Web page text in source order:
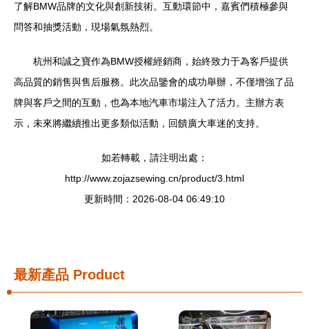
了解BMW品牌的文化與創新技術。互動環節中，嘉賓們積極參與
問答和抽獎活動，現場氣氛熱烈。
杭州和誠之寶作為BMW授權經銷商，始終致力于為客戶提供
高品質的銷售與售后服務。此次品鑒會的成功舉辦，不僅增強了品
牌與客戶之間的互動，也為本地汽車市場注入了活力。主辦方表
示，未來將繼續推出更多類似活動，回饋廣大車迷的支持。
如若轉載，請注明出處：
http://www.zojazsewing.cn/product/3.html
更新時間：2026-08-04 06:49:10
最新產品 Product